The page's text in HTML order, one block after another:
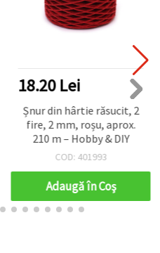
18.20 Lei
Șnur din hârtie răsucit, 2
fire, 2 mm, roșu, aprox.
210 m – Hobby & DIY
COD: 401993
Adaugă în Coş